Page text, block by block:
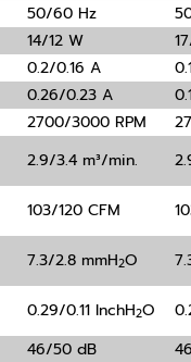
50/60 Hz
14/12 W
0.2/0.16 A
0.26/0.23 A
2700/3000 RPM
2.9/3.4 m³/min.
103/120 CFM
7.3/2.8 mmH2O
0.29/0.11 InchH2O
46/50 dB